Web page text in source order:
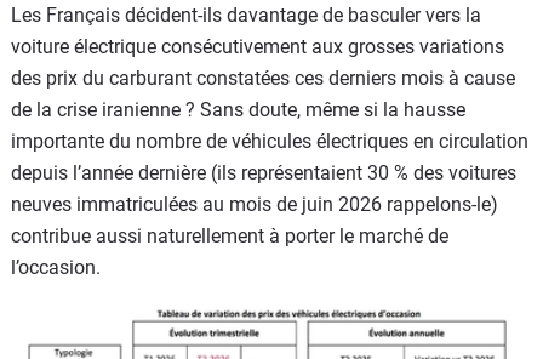
Les Français décident-ils davantage de basculer vers la
voiture électrique consécutivement aux grosses variations
des prix du carburant constatées ces derniers mois à cause
de la crise iranienne ? Sans doute, même si la hausse
importante du nombre de véhicules électriques en circulation
depuis l’année dernière (ils représentaient 30 % des voitures
neuves immatriculées au mois de juin 2026 rappelons-le)
contribue aussi naturellement à porter le marché de
l’occasion.